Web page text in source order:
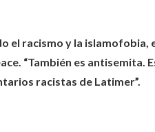
el racismo y la islamofobia,
“También es antisemita.
racistas de Latimer”.